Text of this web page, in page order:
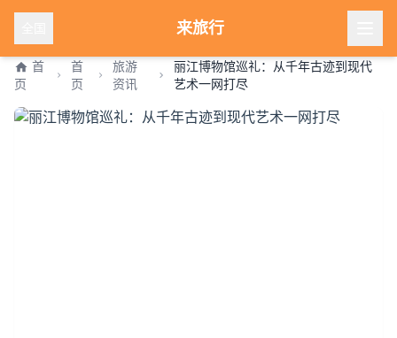
来旅行
首
页
首
页
旅游
资讯
丽江博物馆巡礼：从千年古迹到现代
艺术一网打尽